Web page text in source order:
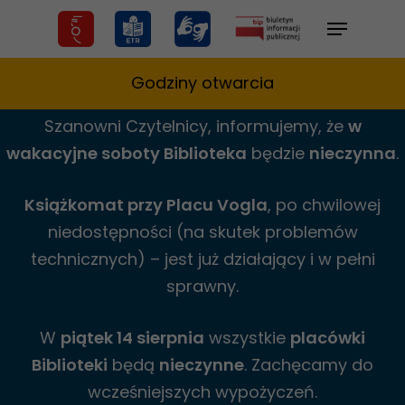
Menu
Godziny otwarcia
Szanowni Czytelnicy, informujemy, że w
wakacyjne soboty Biblioteka będzie nieczynna.
Książkomat przy Placu Vogla, po chwilowej
niedostępności (na skutek problemów
technicznych) – jest już działający i w pełni
sprawny.
W piątek 14 sierpnia wszystkie placówki
Biblioteki będą nieczynne. Zachęcamy do
wcześniejszych wypożyczeń.